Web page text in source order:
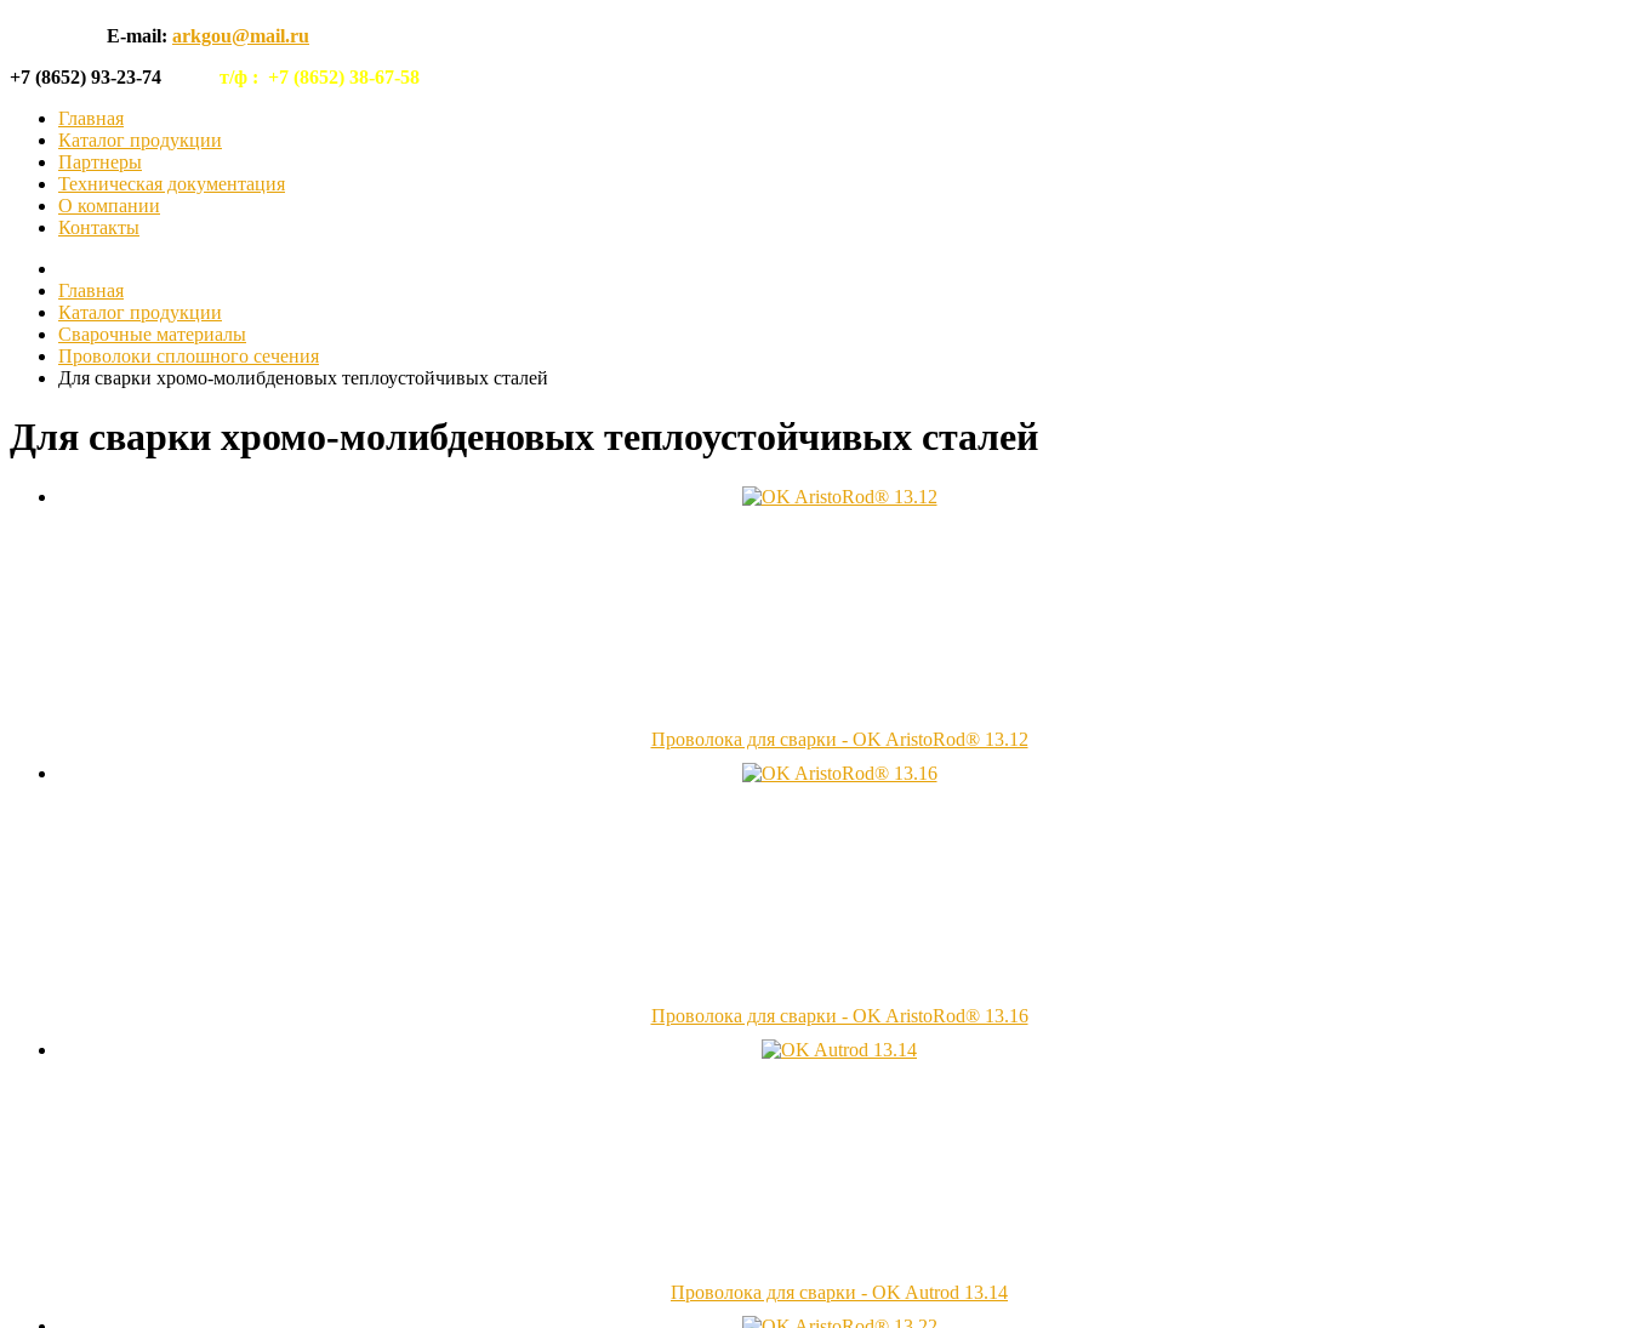
E-mail: arkgou@mail.ru
+7 (8652) 93-23-74 т/ф : +7 (8652) 38-67-58
Главная
Каталог продукции
Партнеры
Техническая документация
О компании
Контакты
Главная
Каталог продукции
Сварочные материалы
Проволоки сплошного сечения
Для сварки хромо-молибденовых теплоустойчивых сталей
Для сварки хромо-молибденовых теплоустойчивых сталей
Проволока для сварки - OK AristoRod® 13.12
Проволока для сварки - OK AristoRod® 13.16
Проволока для сварки - OK Autrod 13.14